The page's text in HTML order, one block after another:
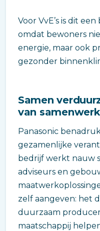
Voor VvE’s is dit
omdat bewoners
energie, maar ook
gezonder
Samen
van
Panasonic
gezamenlijke
bedrijf werkt nauw
adviseurs en
zelf aangeven: het
duurzaam
maatschappij